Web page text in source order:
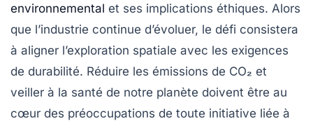
environnemental et ses implications éthiques. Alors
que l’industrie continue d’évoluer, le défi consistera
à aligner l’exploration spatiale avec les exigences
de durabilité. Réduire les émissions de CO₂ et
veiller à la santé de notre planète doivent être au
cœur des préoccupations de toute initiative liée à